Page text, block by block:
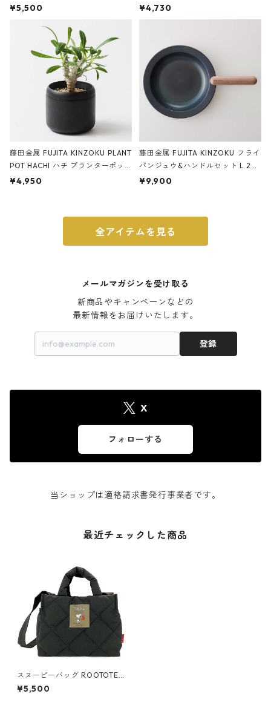
サンドカラー 石調 ideaco Station
¥5,500
石調 ideaco Umbrella Stand CUB
E ストーンサンドブラック
¥4,730
藤田金属 FUJITA KINZOKU PLANT
POT HACHI ハチ プランターポッ
ト 3号 ブラック
¥4,950
藤田金属 FUJITA KINZOKU フライ
パンジュウ&ハンドルセット L 24c
m ガス火・IH対応 鉄フライパン
¥9,900
全アイテムを見る
メールマガジンを受け取る
新商品やキャンペーンなどの
最新情報をお届けいたします。
登録
X
フォローする
当ショップは適格請求書発行事業者です。
最近チェックした商品
スヌーピーバッグ ROOTOTE
DELI PEANUTS-8S 8340 ルー
トート IP.デリ.キルト.ピーナ
¥5,500